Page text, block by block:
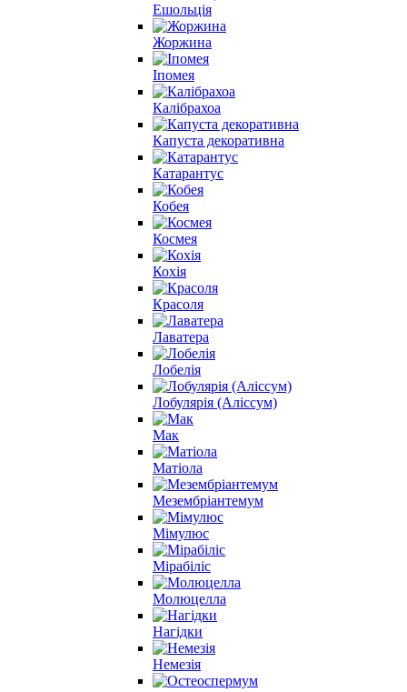
Ешольція
Жоржина
Іпомея
Калібрахоа
Капуста декоративна
Катарантус
Кобея
Космея
Кохія
Красоля
Лаватера
Лобелія
Лобулярія (Аліссум)
Мак
Матіола
Мезембріантемум
Мімулюс
Мірабіліс
Молюцелла
Нагідки
Немезія